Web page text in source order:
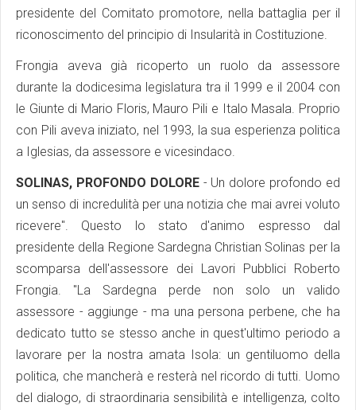
presidente del Comitato promotore, nella battaglia per il
riconoscimento del principio di Insularità in Costituzione.
Frongia aveva già ricoperto un ruolo da assessore
durante la dodicesima legislatura tra il 1999 e il 2004 con
le Giunte di Mario Floris, Mauro Pili e Italo Masala. Proprio
con Pili aveva iniziato, nel 1993, la sua esperienza politica
a Iglesias, da assessore e vicesindaco.
SOLINAS, PROFONDO DOLORE- Un dolore profondo ed
un senso di incredulità per una notizia che mai avrei voluto
ricevere". Questo lo stato d'animo espresso dal
presidente della Regione Sardegna Christian Solinas per la
scomparsa dell'assessore dei Lavori Pubblici Roberto
Frongia. "La Sardegna perde non solo un valido
assessore - aggiunge - ma una persona perbene, che ha
dedicato tutto se stesso anche in quest'ultimo periodo a
lavorare per la nostra amata Isola: un gentiluomo della
politica, che mancherà e resterà nel ricordo di tutti. Uomo
del dialogo, di straordinaria sensibilità e intelligenza, colto